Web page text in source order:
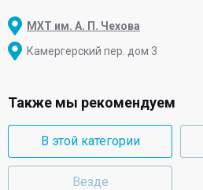
МХТ им. А. П. Чехова
Камергерский пер. дом 3
Также мы рекомендуем
В этой категории
Везде